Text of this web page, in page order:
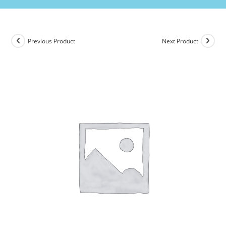
Previous Product Next Product